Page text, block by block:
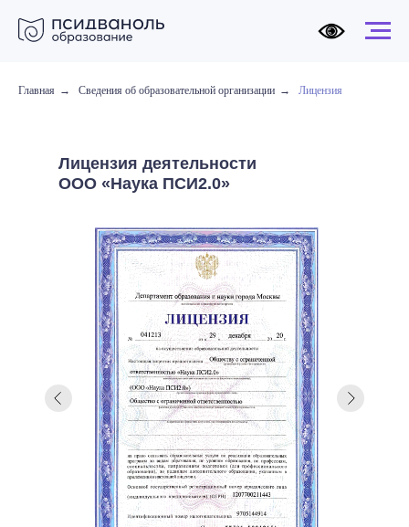
Главная → Сведения об образовательной организации → Лицензия
Лицензия деятельности
ООО «Наука ПСИ2.0»